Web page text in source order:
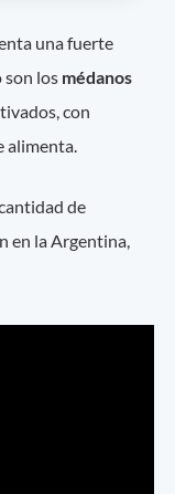
una fuerte
los médanos
con
alimenta.
de
en la Argentina,